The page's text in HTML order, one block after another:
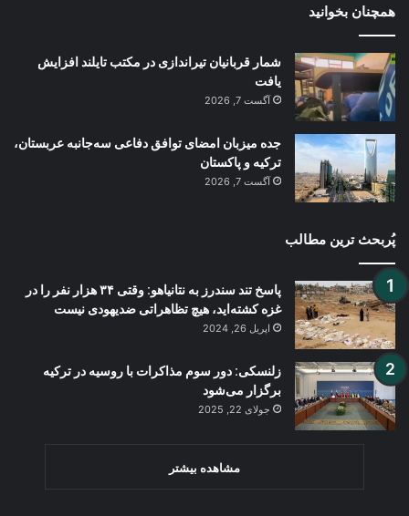
همچنان بخوانید
شمار قربانیان تیراندازی در مکتب تایلند افزایش
یافت
آگست 7, 2026
جده میزبان امضای توافق دفاعی سه‌جانبه عربستان،
ترکیه و پاکستان
آگست 7, 2026
پُربحث ترین مطالب
پاسخ تند سندرز به نتانیاهو: وقتی ۳۴ هزار نفر را در
غزه کشته‌اید، هیچ تظاهراتی ضدیهودی نیست
اپریل 26, 2024
زلنسکی: دور سوم مذاکرات با روسیه در ترکیه
برگزار می‌شود
جولای 22, 2025
مشاهده بیشتر